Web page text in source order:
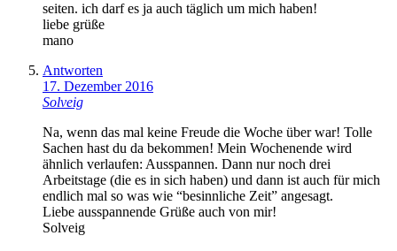
seiten. ich darf es ja auch täglich um mich haben!
liebe grüße
mano
Antworten
17. Dezember 2016
Solveig
Na, wenn das mal keine Freude die Woche über war! Tolle
Sachen hast du da bekommen! Mein Wochenende wird
ähnlich verlaufen: Ausspannen. Dann nur noch drei
Arbeitstage (die es in sich haben) und dann ist auch für mich
endlich mal so was wie “besinnliche Zeit” angesagt.
Liebe ausspannende Grüße auch von mir!
Solveig